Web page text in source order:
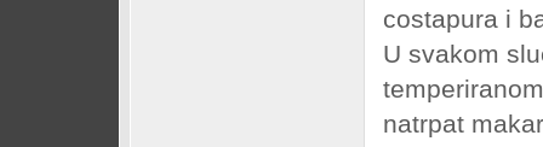
costapura i
U svakom
natrpat